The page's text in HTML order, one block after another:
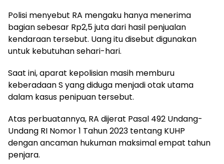
Polisi menyebut RA mengaku hanya menerima
bagian sebesar Rp2,5 juta dari hasil penjualan
kendaraan tersebut. Uang itu disebut digunakan
untuk kebutuhan sehari-hari.
Saat ini, aparat kepolisian masih memburu
keberadaan S yang diduga menjadi otak utama
dalam kasus penipuan tersebut.
Atas perbuatannya, RA dijerat Pasal 492 Undang-
Undang RI Nomor 1 Tahun 2023 tentang KUHP
dengan ancaman hukuman maksimal empat tahun
penjara.